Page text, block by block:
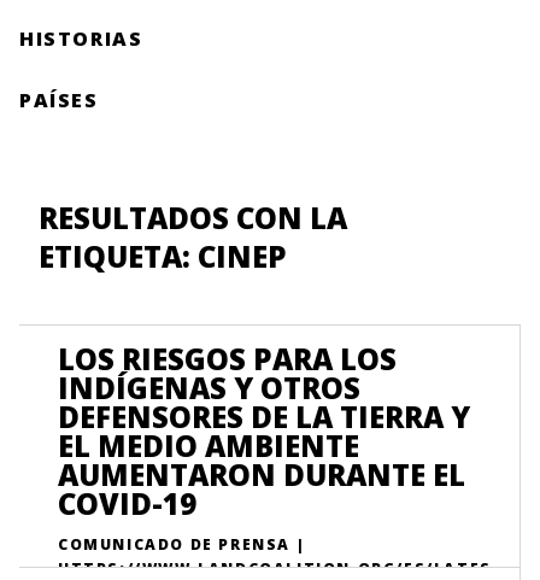
HISTORIAS
PAÍSES
RESULTADOS CON LA
ETIQUETA: CINEP
LOS RIESGOS PARA LOS
INDÍGENAS Y OTROS
DEFENSORES DE LA TIERRA Y
EL MEDIO AMBIENTE
AUMENTARON DURANTE EL
COVID-19
COMUNICADO DE PRENSA |
HTTPS://WWW.LANDCOALITION.ORG/ES/LATES